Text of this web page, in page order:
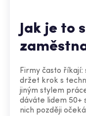
Jak je to
Firmy často
držet krok s
jiným stylem
dáváte lidem 50+
nich později